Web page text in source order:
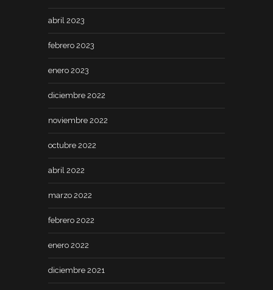
abril 2023
febrero 2023
enero 2023
diciembre 2022
noviembre 2022
octubre 2022
abril 2022
marzo 2022
febrero 2022
enero 2022
diciembre 2021